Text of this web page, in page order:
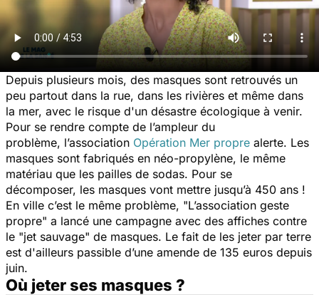
Depuis plusieurs mois, des masques sont retrouvés un
peu partout dans la rue, dans les rivières et même dans
la mer, avec le risque d'un désastre écologique à venir.
Pour se rendre compte de l’ampleur du
problème, l’association Opération Mer propre alerte. Les
masques sont fabriqués en néo-propylène, le même
matériau que les pailles de sodas. Pour se
décomposer, les masques vont mettre jusqu’à 450 ans !
En ville c’est le même problème, "L’association geste
propre" a lancé une campagne avec des affiches contre
le "jet sauvage" de masques. Le fait de les jeter par terre
est d'ailleurs passible d’une amende de 135 euros depuis
juin.
Où jeter ses masques ?